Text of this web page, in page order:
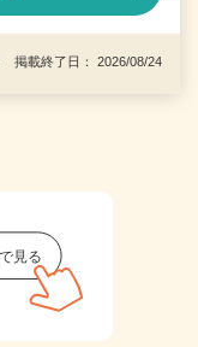
掲載終了日： 2026/08/24